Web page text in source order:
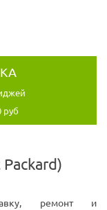
руб
ремонт и